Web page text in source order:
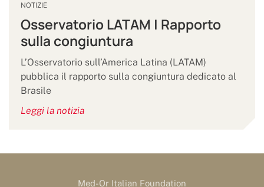
NOTIZIE
Osservatorio LATAM | Rapporto
sulla congiuntura
L’Osservatorio sull’America Latina (LATAM)
pubblica il rapporto sulla congiuntura dedicato al
Brasile
Leggi la notizia
Med-Or Italian Foundation